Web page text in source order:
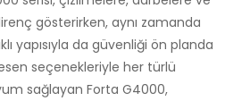
gösterirken, aynı zamanda
yapısıyla da güvenliği ön planda
seçenekleriyle her türlü
sağlayan Forta G4000,